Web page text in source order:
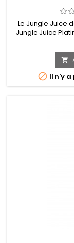
Le Jungle Juice
Jungle Juice
Juice Original.
restant dans
Juice Platinum

 Il n'y a